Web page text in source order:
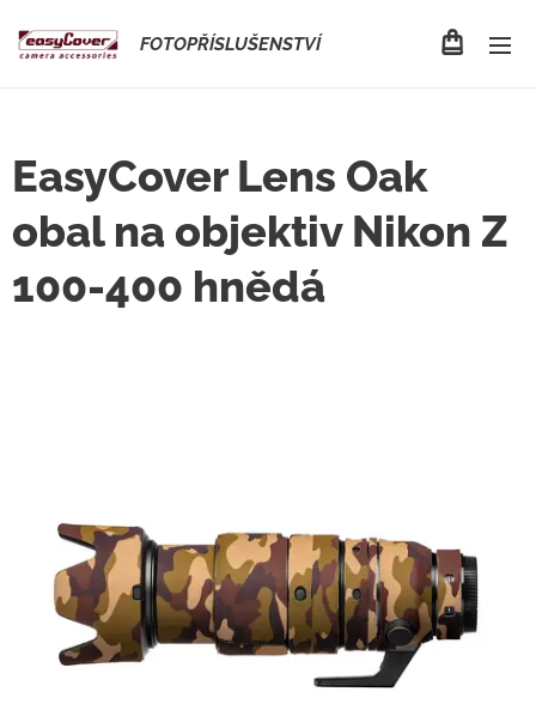
FOTOPŘÍSLUŠENSTVÍ
EasyCover Lens Oak
obal na objektiv Nikon Z
100-400 hnědá